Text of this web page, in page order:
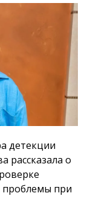
детекции
рассказала о
проблемы при